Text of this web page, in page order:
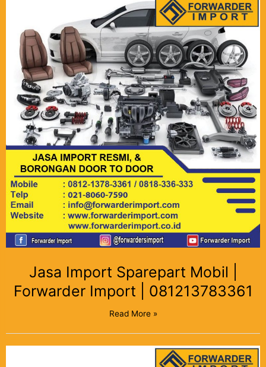
Jasa Import Sparepart Mobil |
Forwarder Import | 081213783361
Read More »